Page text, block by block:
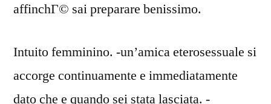
affinchГ© sai preparare benissimo.
Intuito femminino. -un’amica eterosessuale si
accorge continuamente e immediatamente
dato che e quando sei stata lasciata. -